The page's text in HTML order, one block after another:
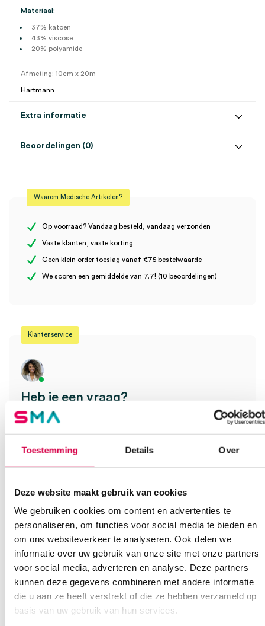
Toestemming Details Over
Deze website maakt gebruik van cookies
We gebruiken cookies om content en advertenties te
personaliseren, om functies voor social media te bieden en
om ons websiteverkeer te analyseren. Ook delen we
informatie over uw gebruik van onze site met onze partners
voor social media, adverteren en analyse. Deze partners
kunnen deze gegevens combineren met andere informatie
die u aan ze heeft verstrekt of die ze hebben verzameld op
basis van uw gebruik van hun services.
Materiaal:
37% katoen
43% viscose
20% polyamide
Afmeting: 10cm x 20m
Hartmann
Extra informatie
Steriel onsteriel
Uitvoering
Beoordelingen (0)
Er zijn nog geen beoordelingen.
10cm x 20m (1)” te beoordelen
Waarom Medische Artikelen?
Op voorraad? Vandaag besteld, vandaag verzonden
Vaste klanten, vaste korting
Geen klein order toeslag vanaf €75 bestelwaarde
We scoren een gemiddelde van 7.7! (10 beoordelingen)
Klantenservice
Heb je een vraag?
Anca helpt je!
Of contacteer ons via een van de onderstaande opties.
Ook interessant